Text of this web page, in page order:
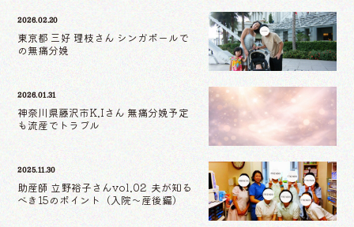
2026.02.20
東京都 三好 理枝さん シンガポールで
の無痛分娩
2026.01.31
神奈川県藤沢市K.Iさん 無痛分娩予定
も流産でトラブル
2025.11.30
助産師 立野裕子さんvol.02 夫が知る
べき15のポイント（入院〜産後編）